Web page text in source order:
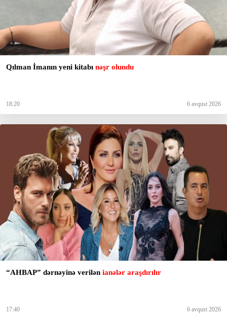
Qılman İmanın yeni kitabı nəşr olundu
18:20 6 avqust 2026
“AHBAP” dərnəyinə verilən ianələr araşdırılır
17:40 6 avqust 2026